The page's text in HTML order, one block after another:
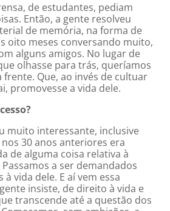
de estudantes, pediam
Então, a gente resolveu
de memória, na forma de
oito meses conversando muito,
alguns amigos. No lugar de
olhasse para trás, queríamos
frente. Que, ao invés de cultuar
promovesse a vida dele.
muito interessante, inclusive
30 anos anteriores era
de alguma coisa relativa à
a ser demandados
vida dele. E aí vem essa
insiste, de direito à vida e
transcende até a questão dos